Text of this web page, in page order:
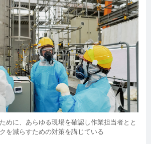
めに、あらゆる現場を確認し作業担当者とと
を減らすための対策を講じている